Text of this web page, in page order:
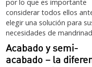
por lo que es importante
considerar todos ellos
elegir una solución para
necesidades de
Acabado y semi-
acabado – la